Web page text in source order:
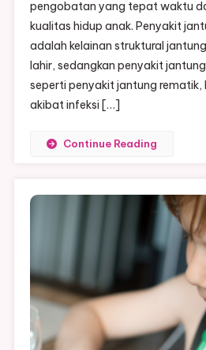
pengobatan yang tepat waktu
kualitas hidup anak. Penyakit
adalah kelainan struktural
lahir, sedangkan penyakit
seperti penyakit jantung
akibat infeksi […]
Continue Reading